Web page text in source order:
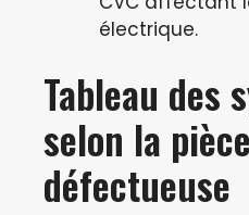
électrique.
Tableau des
selon la pièce
défectueuse